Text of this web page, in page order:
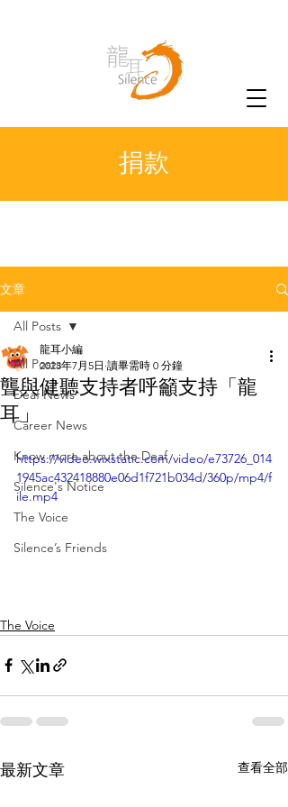
捐款
文章
All Posts
Deaf News
Career News
Know more about the Deaf
Silence's Notice
The Voice
Silence’s Friends
All Posts
聾與健聽支持者呼籲支持「龍
耳」
龍耳小編
2023年7月5日 讀畢需時 0 分鐘
https://video.wixstatic.com/video/e73726_014
1945ac432418880e06d1f721b034d/360p/mp4/f
ile.mp4
The Voice
最新文章 查看全部